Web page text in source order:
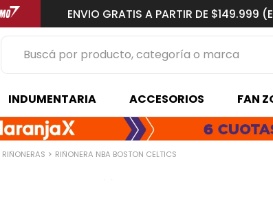
ENVIO GRATIS A PARTIR DE
Buscá por producto, categoría o marca
2.
niño
3.
zapatillas
INDUMENTARIA ACCESORIOS FAN
RIÑONERAS RIÑONERA NBA BOSTON CELTICS